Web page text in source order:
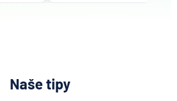
Naše tipy